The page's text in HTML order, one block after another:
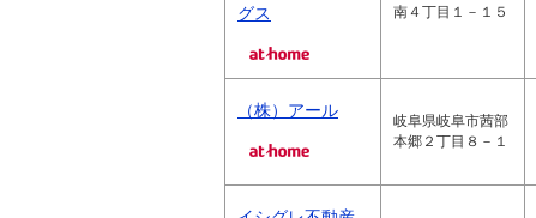
グス
南４丁目１－１５
（株）アール
岐阜県岐阜市茜部
本郷２丁目８－１